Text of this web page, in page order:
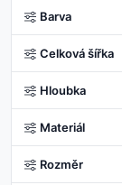
Barva
Celková šířka
Hloubka
Materiál
Rozměr